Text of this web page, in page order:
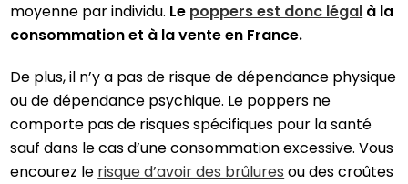
moyenne par individu. Le poppers est donc légal à la
consommation et à la vente en France.
De plus, il n’y a pas de risque de dépendance physique
ou de dépendance psychique. Le poppers ne
comporte pas de risques spécifiques pour la santé
sauf dans le cas d’une consommation excessive. Vous
encourez le risque d’avoir des brûlures ou des croûtes